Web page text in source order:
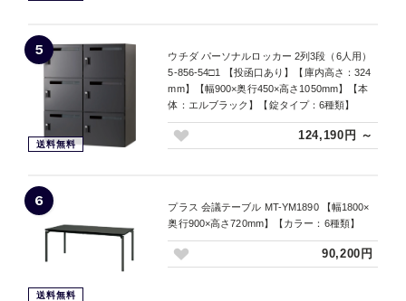
5
送料無料
ウチダ パーソナルロッカー 2列3段（6人用）
5-856-54□1 【投函口あり】【庫内高さ：324
mm】【幅900×奥行450×高さ1050mm】【本
体：エルブラック】【錠タイプ：6種類】
124,190円 ～
6
送料無料
プラス 会議テーブル MT-YM1890 【幅1800×
奥行900×高さ720mm】【カラー：6種類】
90,200円